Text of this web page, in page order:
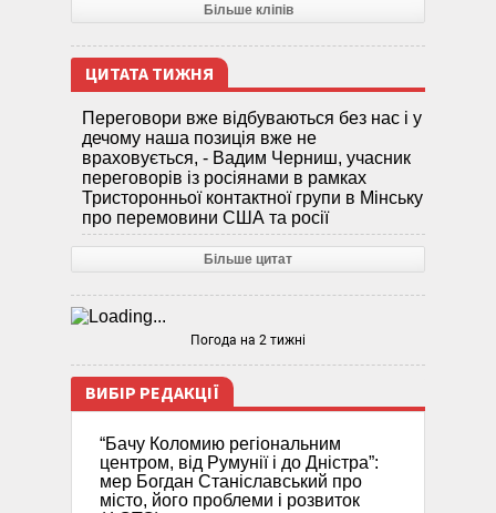
Більше кліпів
ЦИТАТА ТИЖНЯ
Переговори вже відбуваються без нас і у
дечому наша позиція вже не
враховується, - Вадим Черниш, учасник
переговорів із росіянами в рамках
Тристоронньої контактної групи в Мінську
про перемовини США та росії
Більше цитат
Погода на 2 тижні
ВИБІР РЕДАКЦІЇ
“Бачу Коломию регіональним
центром, від Румунії і до Дністра”:
мер Богдан Станіславський про
місто, його проблеми і розвиток